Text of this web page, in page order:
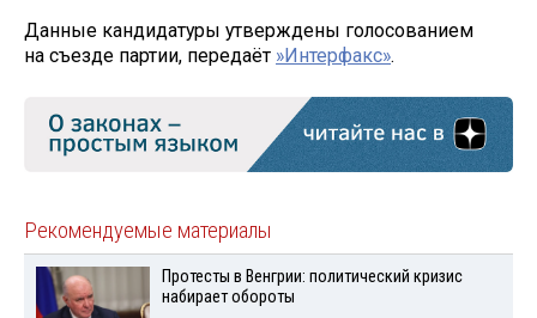
Данные кандидатуры утверждены голосованием
на съезде партии, передаёт »Интерфакс».
Рекомендуемые материалы
Протесты в Венгрии: политический кризис
набирает обороты